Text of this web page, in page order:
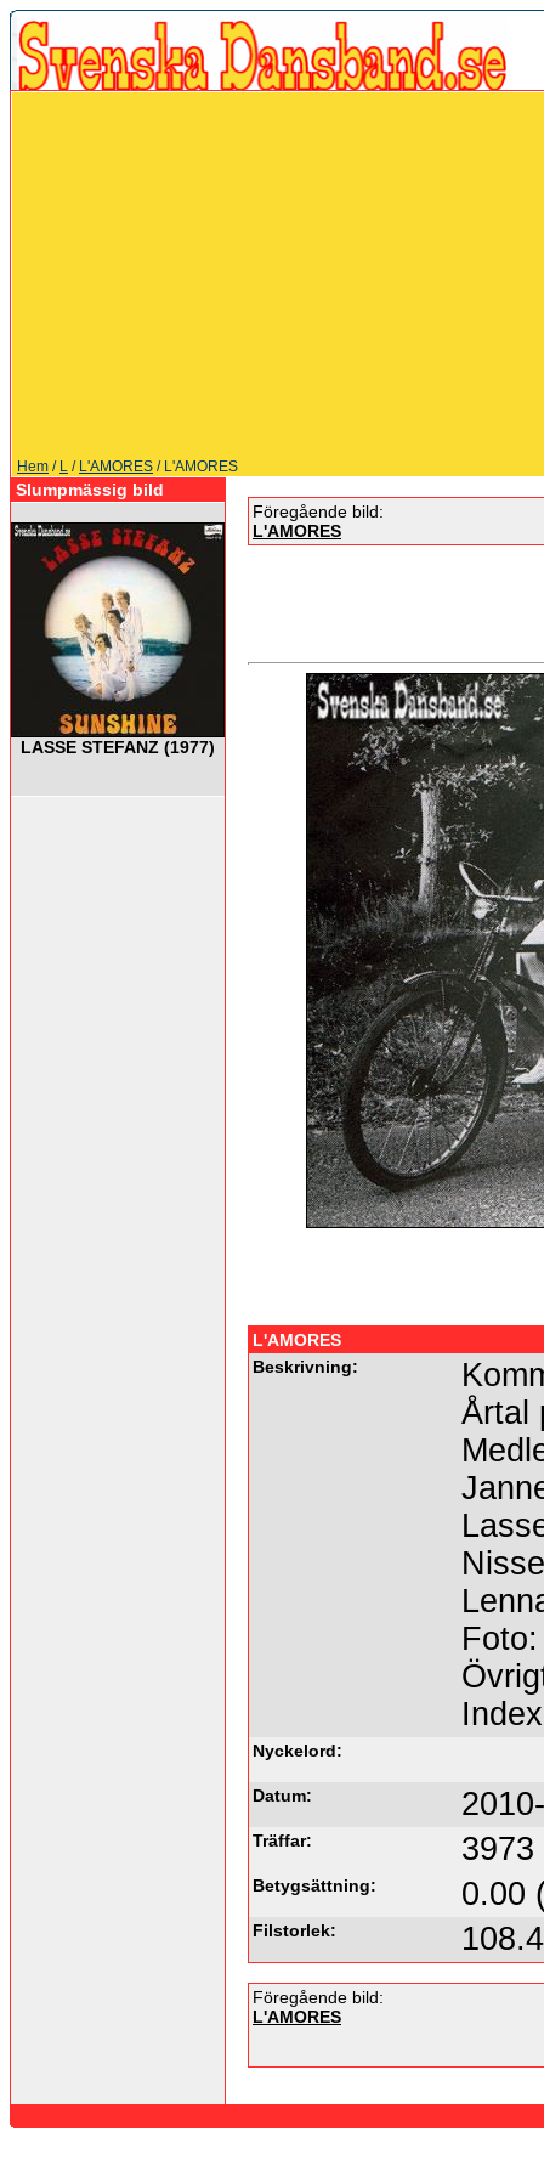
Hem / L / L'AMORES / L'AMORES
Slumpmässig bild
LASSE STEFANZ (1977)
Föregående bild:
L'AMORES
L'AMORES
Beskrivning:
Årtal
Nyckelord:
Datum:
Träffar: 3973
Betygsättning: 0.00
Filstorlek:
Föregående bild:
L'AMORES